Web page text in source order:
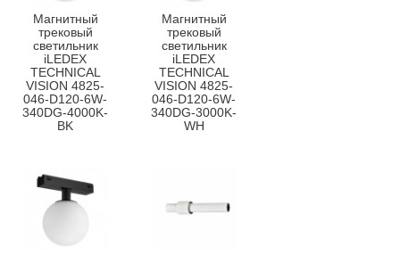
Магнитный
трековый
светильник
iLEDEX
TECHNICAL
VISION 4825-
046-D120-6W-
340DG-4000K-
BK
Магнитный
трековый
светильник
iLEDEX
TECHNICAL
VISION 4825-
046-D120-6W-
340DG-3000K-
WH